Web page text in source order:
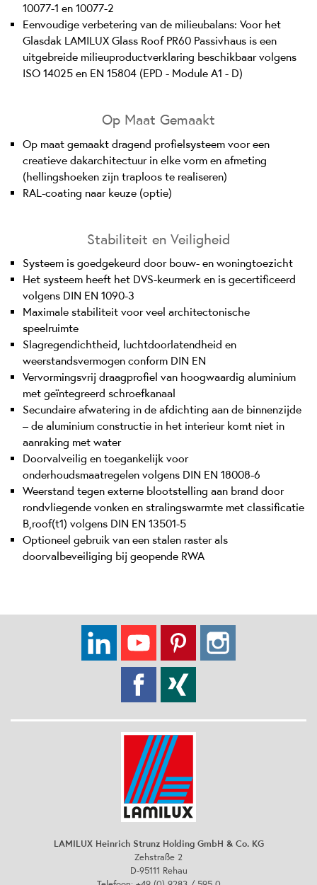
10077-1 en 10077-2
Eenvoudige verbetering van de milieubalans: Voor het
Glasdak LAMILUX Glass Roof PR60 Passivhaus is een
uitgebreide milieuproductverklaring beschikbaar volgens
ISO 14025 en EN 15804 (EPD - Module A1 - D)
Op Maat Gemaakt
Op maat gemaakt dragend profielsysteem voor een
creatieve dakarchitectuur in elke vorm en afmeting
(hellingshoeken zijn traploos te realiseren)
RAL-coating naar keuze (optie)
Stabiliteit en Veiligheid
Systeem is goedgekeurd door bouw- en woningtoezicht
Het systeem heeft het DVS-keurmerk en is gecertificeerd
volgens DIN EN 1090-3
Maximale stabiliteit voor veel architectonische
speelruimte
Slagregendichtheid, luchtdoorlatendheid en
weerstandsvermogen conform DIN EN
Vervormingsvrij draagprofiel van hoogwaardig aluminium
met geïntegreerd schroefkanaal
Secundaire afwatering in de afdichting aan de binnenzijde
– de aluminium constructie in het interieur komt niet in
aanraking met water
Doorvalveilig en toegankelijk voor
onderhoudsmaatregelen volgens DIN EN 18008-6
Weerstand tegen externe blootstelling aan brand door
rondvliegende vonken en stralingswarmte met classificatie
B,roof(t1) volgens DIN EN 13501-5
Optioneel gebruik van een stalen raster als
doorvalbeveiliging bij geopende RWA
LAMILUX Heinrich Strunz Holding GmbH & Co. KG
Zehstraße 2
D-95111 Rehau